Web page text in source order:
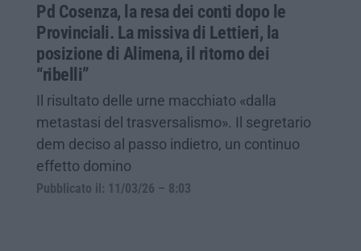
Pd Cosenza, la resa dei conti dopo le
Provinciali. La missiva di Lettieri, la
posizione di Alimena, il ritorno dei
“ribelli”
Il risultato delle urne macchiato «dalla
metastasi del trasversalismo». Il segretario
dem deciso al passo indietro, un continuo
effetto domino
Pubblicato il: 11/03/26 – 8:03